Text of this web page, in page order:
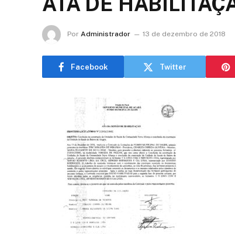
Por Administrador 13 de dezembro de 2018
Facebook Twitter